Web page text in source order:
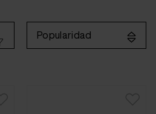
Popularidad